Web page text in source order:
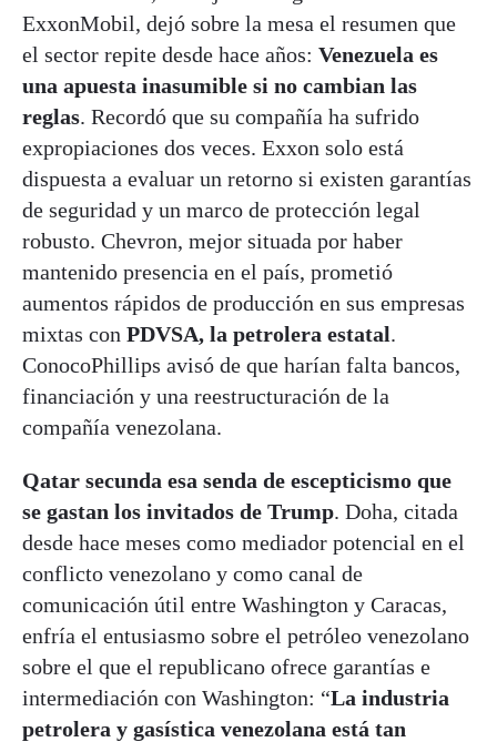
ExxonMobil, dejó sobre la mesa el resumen que
el sector repite desde hace años: Venezuela es
una apuesta inasumible si no cambian las
reglas. Recordó que su compañía ha sufrido
expropiaciones dos veces. Exxon solo está
dispuesta a evaluar un retorno si existen garantías
de seguridad y un marco de protección legal
robusto. Chevron, mejor situada por haber
mantenido presencia en el país, prometió
aumentos rápidos de producción en sus empresas
mixtas con PDVSA, la petrolera estatal.
ConocoPhillips avisó de que harían falta bancos,
financiación y una reestructuración de la
compañía venezolana.
Qatar secunda esa senda de escepticismo que
se gastan los invitados de Trump. Doha, citada
desde hace meses como mediador potencial en el
conflicto venezolano y como canal de
comunicación útil entre Washington y Caracas,
enfría el entusiasmo sobre el petróleo venezolano
sobre el que el republicano ofrece garantías e
intermediación con Washington: “La industria
petrolera y gasística venezolana está tan